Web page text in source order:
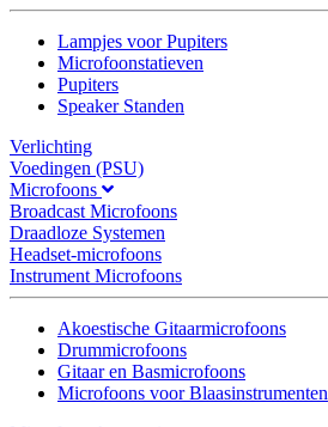
Lampjes voor Pupiters
Microfoonstatieven
Pupiters
Speaker Standen
Verlichting
Voedingen (PSU)
Microfoons
Broadcast Microfoons
Draadloze Systemen
Headset-microfoons
Instrument Microfoons
Akoestische Gitaarmicrofoons
Drummicrofoons
Gitaar en Basmicrofoons
Microfoons voor Blaasinstrumenten